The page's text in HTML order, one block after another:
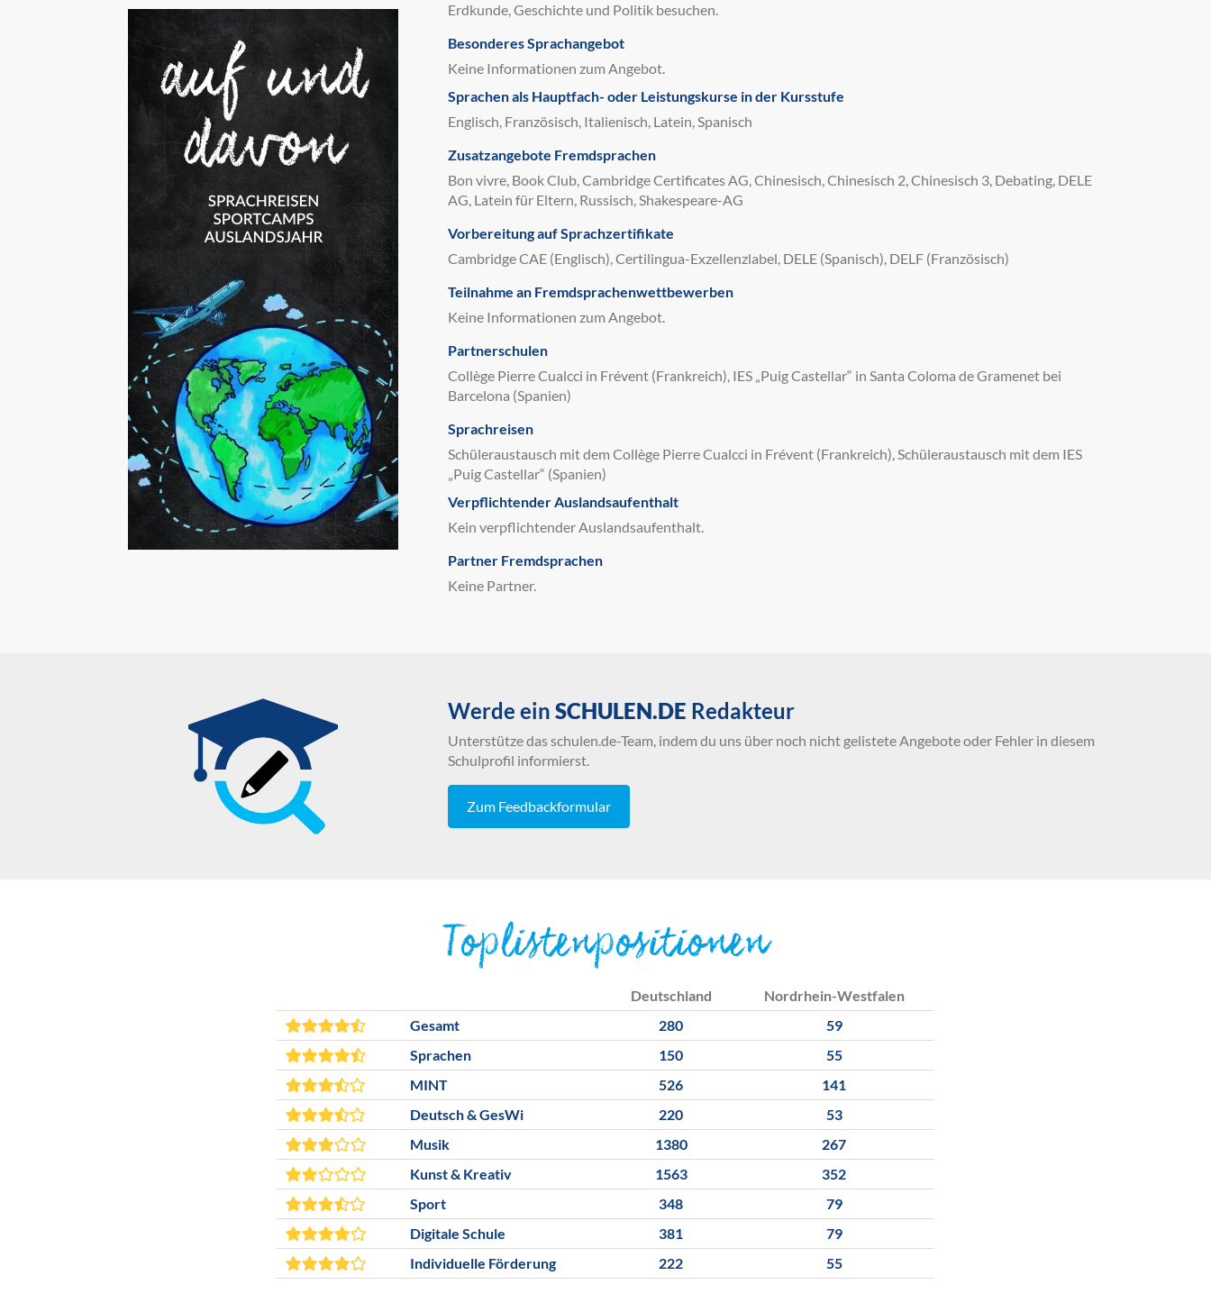
Erdkunde, Geschichte und Politik besuchen.
Besonderes Sprachangebot
Keine Informationen zum Angebot.
Sprachen als Hauptfach- oder Leistungskurse in der Kursstufe
Englisch, Französisch, Italienisch, Latein, Spanisch
Zusatzangebote Fremdsprachen
Bon vivre, Book Club, Cambridge Certificates AG, Chinesisch, Chinesisch 2, Chinesisch 3, Debating, DELE
AG, Latein für Eltern, Russisch, Shakespeare-AG
Vorbereitung auf Sprachzertifikate
Cambridge CAE (Englisch), Certilingua-Exzellenzlabel, DELE (Spanisch), DELF (Französisch)
Teilnahme an Fremdsprachenwettbewerben
Keine Informationen zum Angebot.
Partnerschulen
Collège Pierre Cualcci in Frévent (Frankreich), IES „Puig Castellar“ in Santa Coloma de Gramenet bei
Barcelona (Spanien)
Sprachreisen
Schüleraustausch mit dem Collège Pierre Cualcci in Frévent (Frankreich), Schüleraustausch mit dem IES
„Puig Castellar“ (Spanien)
Verpflichtender Auslandsaufenthalt
Kein verpflichtender Auslandsaufenthalt.
Partner Fremdsprachen
Keine Partner.
Werde ein SCHULEN.DE Redakteur
Unterstütze das schulen.de-Team, indem du uns über noch nicht gelistete Angebote oder Fehler in diesem
Schulprofil informierst.
Zum Feedbackformular
Toplistenpositionen
Deutschland
Nordrhein-Westfalen
Gesamt
280
59
Sprachen
150
55
MINT
526
141
Deutsch & GesWi
220
53
Musik
1380
267
Kunst & Kreativ
1563
352
Sport
348
79
Digitale Schule
381
79
Individuelle Förderung
222 55